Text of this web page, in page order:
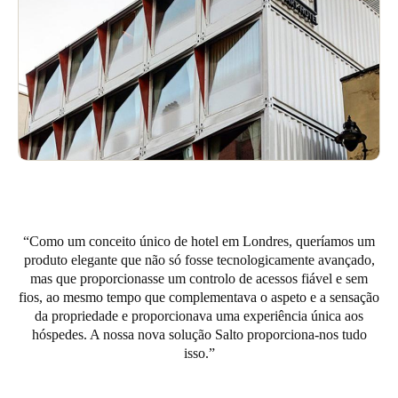
Português
Italy
Italiano
Russia
Polski
Czech Republic
Čeština
Como um conceito único de hotel em Londres, queríamos um
produto elegante que não só fosse tecnologicamente avançado,
mas que proporcionasse um controlo de acessos fiável e sem
fios, ao mesmo tempo que complementava o aspeto e a sensação
da propriedade e proporcionava uma experiência única aos
hóspedes. A nossa nova solução Salto proporciona-nos tudo
isso.